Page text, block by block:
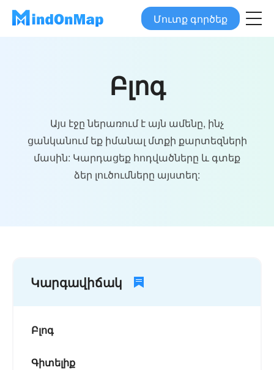
Մուտք գործեք
Բլոգ
Այս էջը ներառում է այն ամենը, ինչ
ցանկանում եք իմանալ մտքի քարտեզների
մասին: Կարդացեք հոդվածները և գտեք
ձեր լուծումները այստեղ:
Կարգավիճակ
Բլոգ
Գիտելիք